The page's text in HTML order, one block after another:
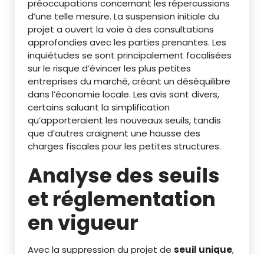
préoccupations concernant les répercussions
d’une telle mesure. La suspension initiale du
projet a ouvert la voie à des consultations
approfondies avec les parties prenantes. Les
inquiétudes se sont principalement focalisées
sur le risque d’évincer les plus petites
entreprises du marché, créant un déséquilibre
dans l’économie locale. Les avis sont divers,
certains saluant la simplification
qu’apporteraient les nouveaux seuils, tandis
que d’autres craignent une hausse des
charges fiscales pour les petites structures.
Analyse des seuils
et réglementation
en vigueur
Avec la suppression du projet de seuil unique,